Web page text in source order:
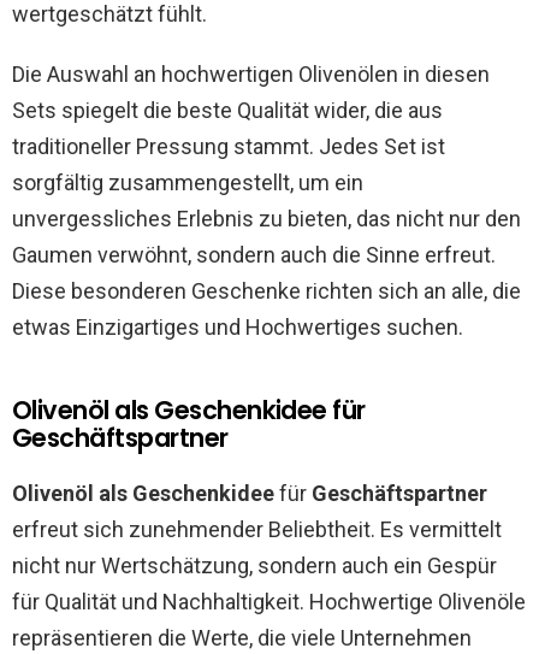
wertgeschätzt fühlt.
Die Auswahl an hochwertigen Olivenölen in diesen
Sets spiegelt die beste Qualität wider, die aus
traditioneller Pressung stammt. Jedes Set ist
sorgfältig zusammengestellt, um ein
unvergessliches Erlebnis zu bieten, das nicht nur den
Gaumen verwöhnt, sondern auch die Sinne erfreut.
Diese besonderen Geschenke richten sich an alle, die
etwas Einzigartiges und Hochwertiges suchen.
Olivenöl als Geschenkidee für
Geschäftspartner
Olivenöl als Geschenkideefür Geschäftspartner
erfreut sich zunehmender Beliebtheit. Es vermittelt
nicht nur Wertschätzung, sondern auch ein Gespür
für Qualität und Nachhaltigkeit. Hochwertige Olivenöle
repräsentieren die Werte, die viele Unternehmen